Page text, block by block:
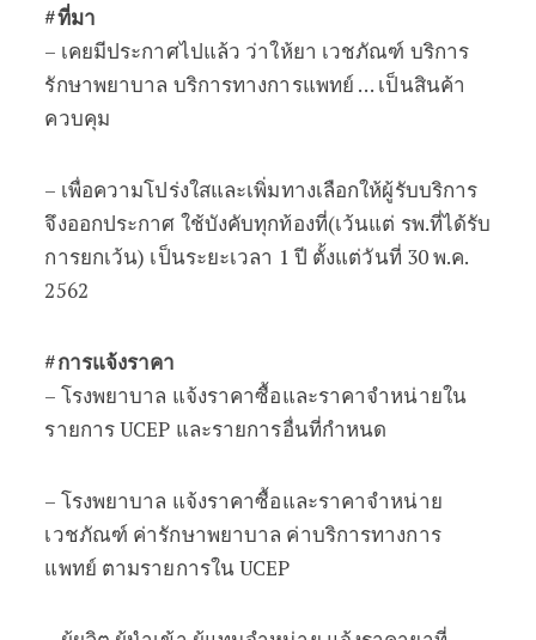
#ที่มา
– เคยมีประกาศไปแล้ว ว่าให้ยา เวชภัณฑ์ บริการ
รักษาพยาบาล บริการทางการแพทย์ … เป็นสินค้า
ควบคุม
– เพื่อความโปร่งใสและเพิ่มทางเลือกให้ผู้รับบริการ
จึงออกประกาศ ใช้บังคับทุกท้องที่(เว้นแต่ รพ.ที่ได้รับ
การยกเว้น) เป็นระยะเวลา 1 ปี ตั้งแต่วันที่ 30 พ.ค.
2562
#การแจ้งราคา
– โรงพยาบาล แจ้งราคาซื้อและราคาจำหน่ายใน
รายการ UCEP และรายการอื่นที่กำหนด
– โรงพยาบาล แจ้งราคาซื้อและราคาจำหน่าย
เวชภัณฑ์ ค่ารักษาพยาบาล ค่าบริการทางการ
แพทย์ ตามรายการใน UCEP